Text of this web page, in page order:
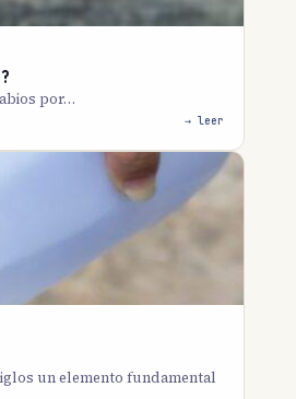
por…
→ leer
un elemento fundamental